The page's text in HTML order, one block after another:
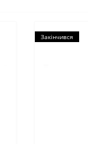
Закінчився